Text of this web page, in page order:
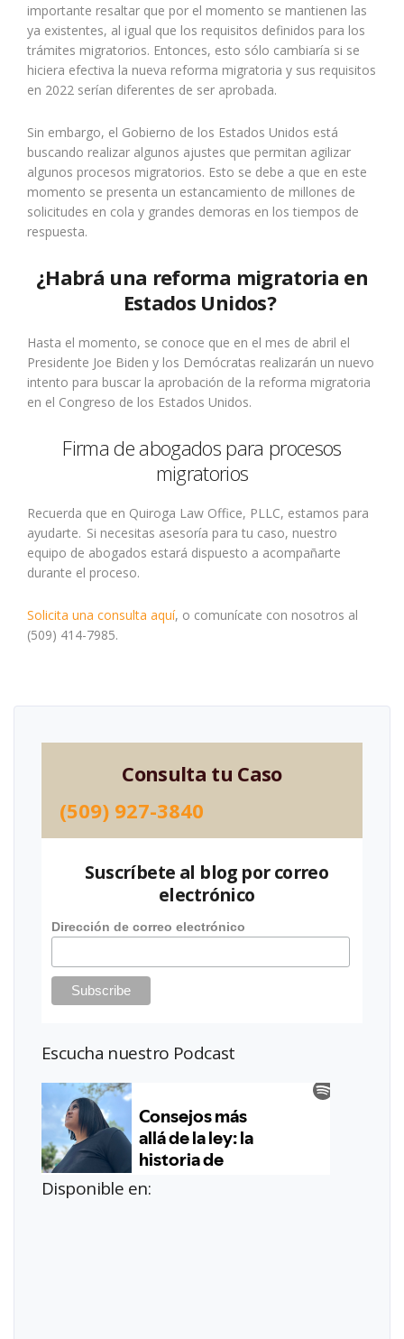
importante resaltar que por el momento se mantienen las
ya existentes, al igual que los requisitos definidos para los
trámites migratorios. Entonces, esto sólo cambiaría si se
hiciera efectiva la nueva reforma migratoria y sus requisitos
en 2022 serían diferentes de ser aprobada.
Sin embargo, el Gobierno de los Estados Unidos está
buscando realizar algunos ajustes que permitan agilizar
algunos procesos migratorios. Esto se debe a que en este
momento se presenta un estancamiento de millones de
solicitudes en cola y grandes demoras en los tiempos de
respuesta.
¿Habrá una reforma migratoria en
Estados Unidos?
Hasta el momento, se conoce que en el mes de abril el
Presidente Joe Biden y los Demócratas realizarán un nuevo
intento para buscar la aprobación de la reforma migratoria
en el Congreso de los Estados Unidos.
Firma de abogados para procesos
migratorios
Recuerda que en Quiroga Law Office, PLLC, estamos para
ayudarte. Si necesitas asesoría para tu caso, nuestro
equipo de abogados estará dispuesto a acompañarte
durante el proceso.
Solicita una consulta aquí, o comunícate con nosotros al
(509) 414-7985.
Consulta tu Caso
(509) 927-3840
Suscríbete al blog por correo
electrónico
Dirección de correo electrónico
Escucha nuestro Podcast
Disponible en: